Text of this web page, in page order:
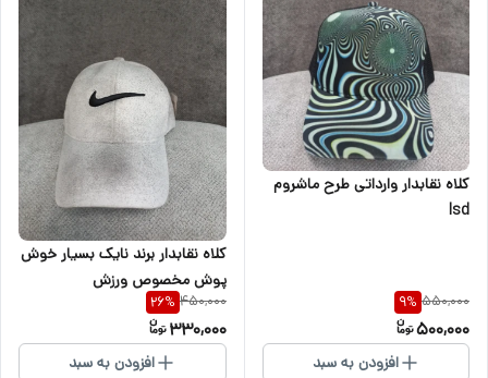
کلاه نقابدار وارداتی طرح ماشروم
lsd
550,000
9%
500,000
افزودن به سبد
کلاه نقابدار برند نایک بسیار خوش
پوش مخصوص ورزش
450,000
26%
330,000
افزودن به سبد